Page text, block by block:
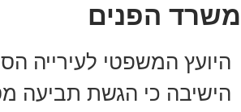
משרד הפנים
היועץ המשפטי לעירייה
הישיבה כי הגשת תביעה